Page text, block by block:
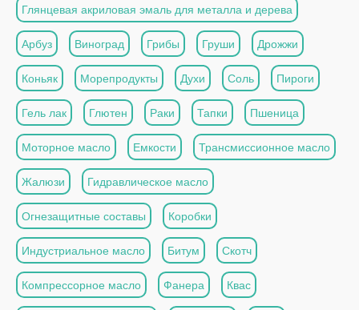
Глянцевая акриловая эмаль для металла и дерева
Арбуз Виноград Грибы Груши Дрожжи
Коньяк Морепродукты Духи Соль Пироги
Гель лак Глютен Раки Тапки Пшеница
Моторное масло Емкости Трансмиссионное масло
Жалюзи Гидравлическое масло
Огнезащитные составы Коробки
Индустриальное масло Битум Скотч
Компрессорное масло Фанера Квас